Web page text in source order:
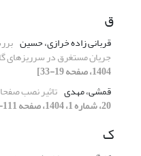
ق
قربانی زاده خرازی، حسین
جریان مستغرق در سرریزهای
1404، صفحه 19-33]
قمشی، مهدی تاثیر نصب
20، شماره 1، 1404، صفحه 111-125]
ک